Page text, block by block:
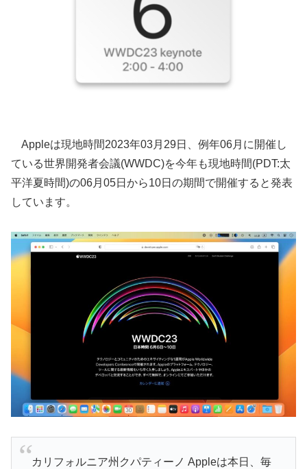
Appleは現地時間2023年03月29日、例年06月に開催し
ている世界開発者会議(WWDC)を今年も現地時間(PDT:太
平洋夏時間)の06月05日から10日の期間で開催すると発表
しています。
カリフォルニア州クパティーノ Appleは本日、毎